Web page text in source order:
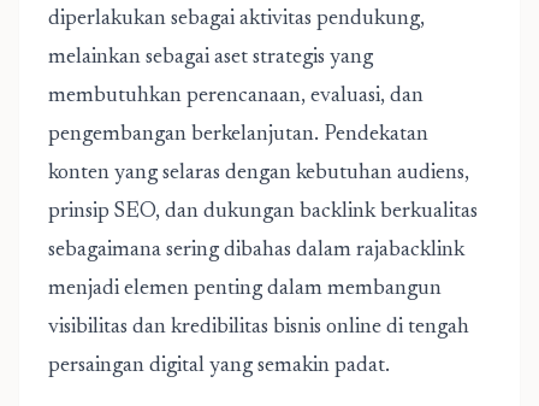
diperlakukan sebagai aktivitas pendukung,
melainkan sebagai aset strategis yang
membutuhkan perencanaan, evaluasi, dan
pengembangan berkelanjutan. Pendekatan
konten yang selaras dengan kebutuhan audiens,
prinsip SEO, dan dukungan backlink berkualitas
sebagaimana sering dibahas dalam rajabacklink
menjadi elemen penting dalam membangun
visibilitas dan kredibilitas bisnis online di tengah
persaingan digital yang semakin padat.